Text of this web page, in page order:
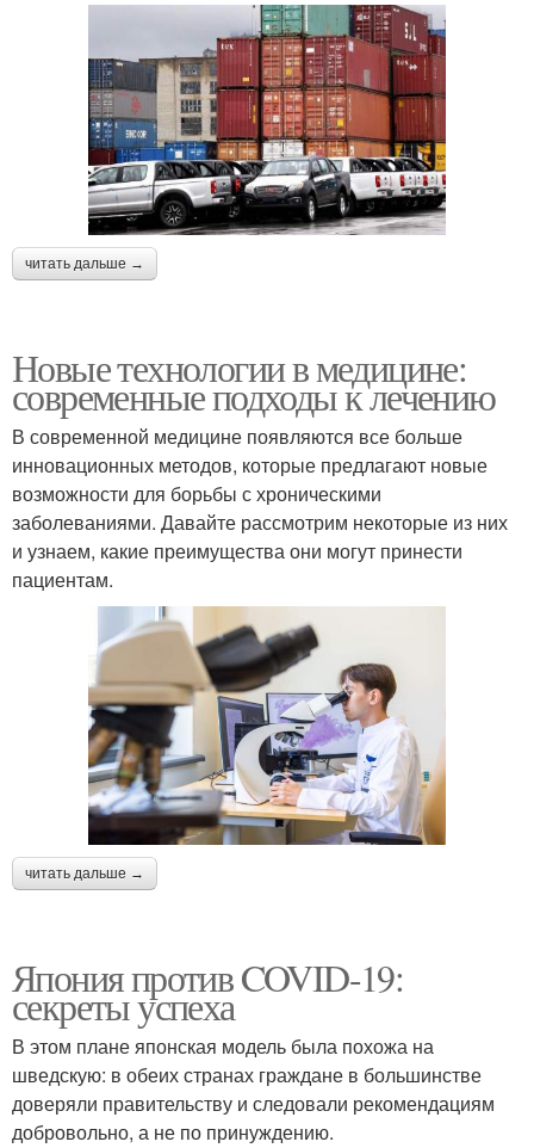
читать дальше →
Новые технологии в медицине:
современные подходы к лечению
В современной медицине появляются все больше
инновационных методов, которые предлагают новые
возможности для борьбы с хроническими
заболеваниями. Давайте рассмотрим некоторые из них
и узнаем, какие преимущества они могут принести
пациентам.
читать дальше →
Япония против COVID-19:
секреты успеха
В этом плане японская модель была похожа на
шведскую: в обеих странах граждане в большинстве
доверяли правительству и следовали рекомендациям
добровольно, а не по принуждению.